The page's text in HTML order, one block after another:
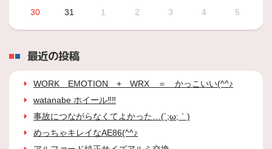
30
31 1 2 3 4 5
最近の投稿
WORK EMOTION + WRX ＝ かっこいい(^^♪
watanabe ホイール‼‼
事故につながらなくてよかった…(´;ω;｀)
めっちゃキレイなAE86(^^♪